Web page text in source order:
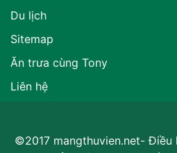
Du lịch
Sitemap
Ăn trưa cùng Tony
Liên hệ
©2017 mangthuvien.net-Điều